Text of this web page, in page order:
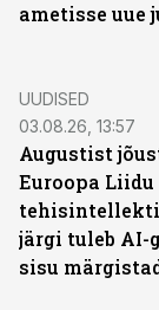
ametisse uue
UUDISED
03.08.26, 13:57
Augustist
Euroopa Liidu
järgi tuleb AI-
sisu